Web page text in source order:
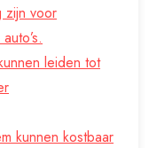
zijn voor
leiden tot
kunnen kostbaar